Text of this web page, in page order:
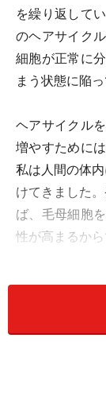
を繰り返して
のヘアサイク
細胞が正常に
まう状態に陥
ヘアサイクル
増やすために
私は人間の体
けてきました
ば、毛母細胞
性が高まるか
提唱し続けて
この二つを手